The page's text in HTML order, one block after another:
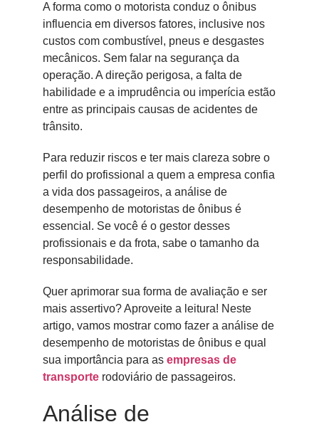
A forma como o motorista conduz o ônibus
influencia em diversos fatores, inclusive nos
custos com combustível, pneus e desgastes
mecânicos. Sem falar na segurança da
operação. A direção perigosa, a falta de
habilidade e a imprudência ou imperícia estão
entre as principais causas de acidentes de
trânsito.
Para reduzir riscos e ter mais clareza sobre o
perfil do profissional a quem a empresa confia
a vida dos passageiros, a análise de
desempenho de motoristas de ônibus é
essencial. Se você é o gestor desses
profissionais e da frota, sabe o tamanho da
responsabilidade.
Quer aprimorar sua forma de avaliação e ser
mais assertivo? Aproveite a leitura! Neste
artigo, vamos mostrar como fazer a análise de
desempenho de motoristas de ônibus e qual
sua importância para as empresas de
transporte rodoviário de passageiros.
Análise de